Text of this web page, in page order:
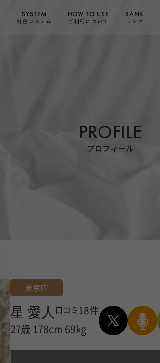
PROFILE
プロフィール
SYSTEM
料金システム
HOW TO USE
ご利用について
RANK
ランク
東京店
星 愛人 口コミ 18件
27歳 178cm 69kg